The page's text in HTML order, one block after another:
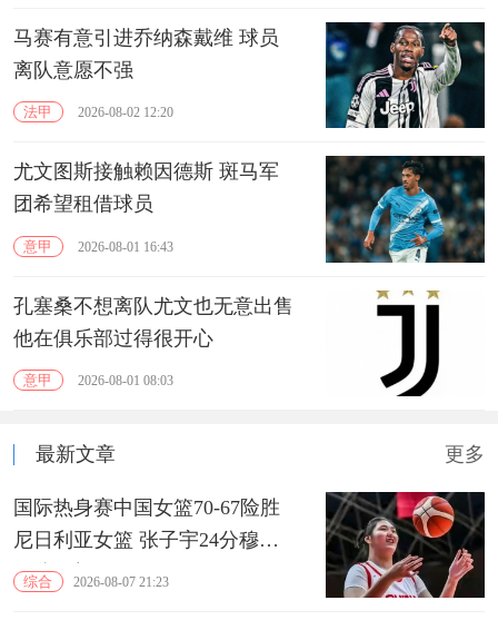
马赛有意引进乔纳森戴维 球员
离队意愿不强
法甲 2026-08-02 12:20
尤文图斯接触赖因德斯 斑马军
团希望租借球员
意甲 2026-08-01 16:43
孔塞桑不想离队尤文也无意出售
他在俱乐部过得很开心
意甲 2026-08-01 08:03
最新文章 更多
国际热身赛中国女篮70-67险胜
尼日利亚女篮 张子宇24分穆萨
15分10板
综合 2026-08-07 21:23